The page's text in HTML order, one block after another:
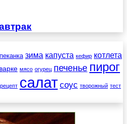
зима капуста кефир котлета
мясо огурец печенье пирог
рецепт салат соус творожный тест